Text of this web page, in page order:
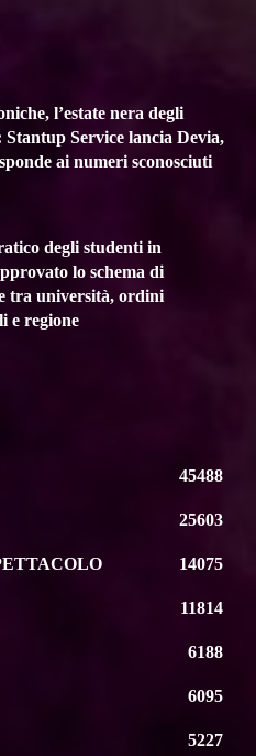
l’estate nera degli
Stantup Service lancia Devia,
ai numeri sconosciuti
degli studenti in
lo schema di
tra università, ordini
e regione
45488
25603
14075
11814
6188
6095
5227